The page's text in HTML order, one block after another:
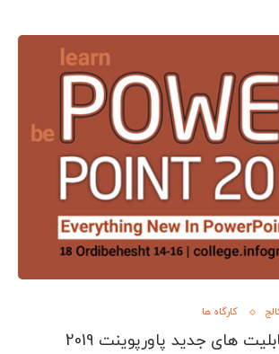
کارگاه ها
های جدید پاورپوینت 2019